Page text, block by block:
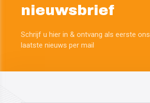
nieuwsbrief
Schrijf u hier in & ontvang als eerste ons
​​​​​​​laatste nieuws per mail